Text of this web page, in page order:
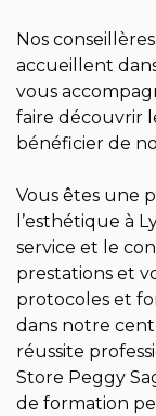
Nos
accueillent
vous
faire découvrir
bénéficier de
Vous êtes une
l’esthétique à
service et le
prestations et
protocoles et
dans notre
réussite
Store Peggy
de formation